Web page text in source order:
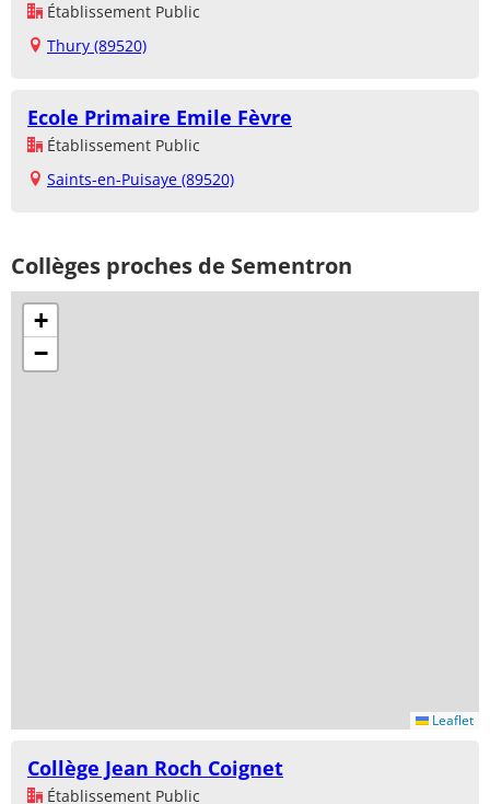
Établissement Public
Thury (89520)
Ecole Primaire Emile Fèvre
Établissement Public
Saints-en-Puisaye (89520)
Collèges proches de Sementron
+
−
Leaflet
Collège Jean Roch Coignet
Établissement Public